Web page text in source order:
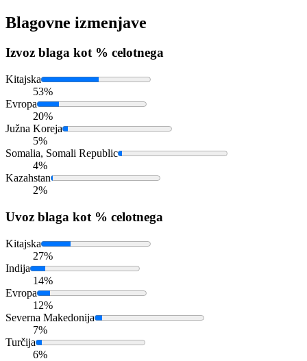
Blagovne izmenjave
Izvoz blaga kot % celotnega
Kitajska
53%
Evropa
20%
Južna Koreja
5%
Somalia, Somali Republic
4%
Kazahstan
2%
Uvoz blaga kot % celotnega
Kitajska
27%
Indija
14%
Evropa
12%
Severna Makedonija
7%
Turčija
6%